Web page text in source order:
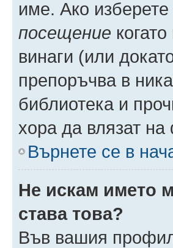
име. Ако
посещение
винаги (или
препоръчва в
библиотека и
хора да влязат
Върнете се в
Не искам името
става това?
Във вашия